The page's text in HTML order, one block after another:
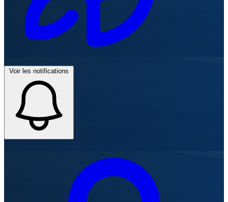
Voir les notifications